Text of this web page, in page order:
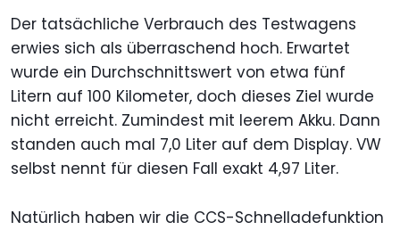
Der tatsächliche Verbrauch des Testwagens
erwies sich als überraschend hoch. Erwartet
wurde ein Durchschnittswert von etwa fünf
Litern auf 100 Kilometer, doch dieses Ziel wurde
nicht erreicht. Zumindest mit leerem Akku. Dann
standen auch mal 7,0 Liter auf dem Display. VW
selbst nennt für diesen Fall exakt 4,97 Liter.
Natürlich haben wir die CCS-Schnelladefunktion